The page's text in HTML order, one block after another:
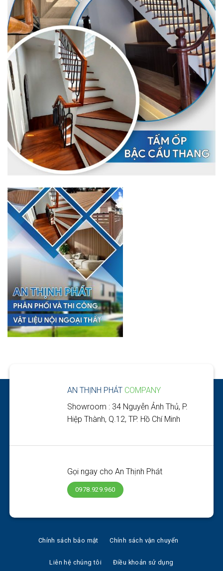
AN THỊNH PHÁT COMPANY
Showroom : 34 Nguyễn Ảnh Thủ, P.
Hiệp Thành, Q.12, TP. Hồ Chí Minh
Gọi ngay cho An Thịnh Phát
0978.929.960
Chính sách bảo mật Chính sách vận chuyển
Liên hệ chúng tôi Điều khoản sử dụng